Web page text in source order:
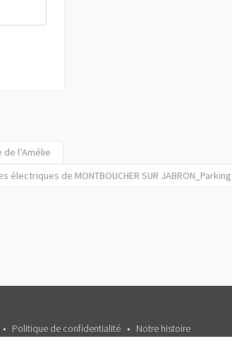
l’Amélie
de MONTBOUCHER SUR
Politique de confidentialité Notre histoire